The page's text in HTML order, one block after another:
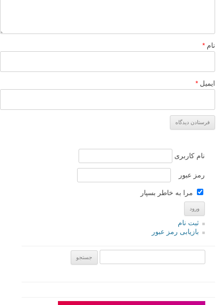
نام *
ایمیل *
نام کاربری
رمز عبور
مرا به خاطر بسپار
ثبت نام
بازیابی رمز عبور